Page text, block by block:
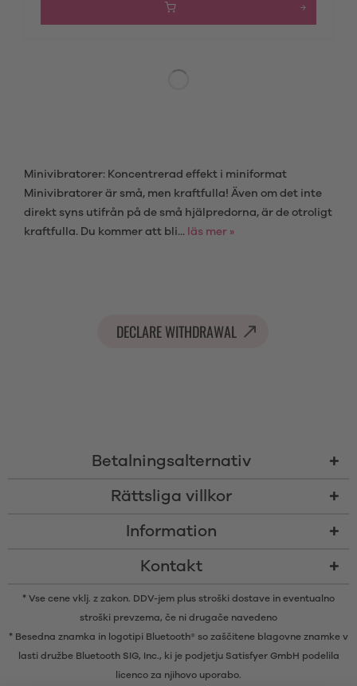
Minivibratorer: Koncentrerad effekt i miniformat
Minivibratorer är små, men kraftfulla! Även om det inte
direkt syns utifrån på de små hjälpredorna, är de otroligt
kraftfulla. Du kommer att bli... läs mer »
DECLARE WITHDRAWAL
Betalningsalternativ
Rättsliga villkor
Information
Kontakt
* Vse cene vklj. z zakon. DDV-jem plus stroški dostave in eventualno
stroški prevzema, če ni drugače navedeno
* Besedna znamka in logotipi Bluetooth® so zaščitene blagovne znamke v
lasti družbe Bluetooth SIG, Inc., ki je podjetju Satisfyer GmbH podelila
licenco za njihovo uporabo.